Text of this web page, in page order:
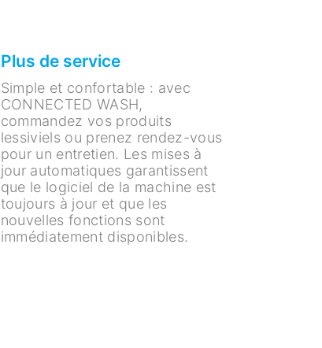
Plus de service
Simple et confortable : avec
CONNECTED WASH,
commandez vos produits
lessiviels ou prenez rendez-vous
pour un entretien. Les mises à
jour automatiques garantissent
que le logiciel de la machine est
toujours à jour et que les
nouvelles fonctions sont
immédiatement disponibles.